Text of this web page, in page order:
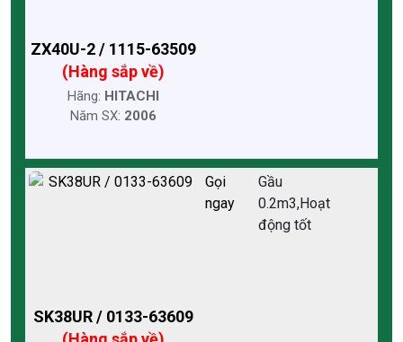
ZX40U-2 / 1115-63509
(Hàng sắp về)
Hãng: HITACHI
Năm SX: 2006
SK38UR / 0133-63609
Gọi
ngay
Gầu
0.2m3,Hoạt
động tốt